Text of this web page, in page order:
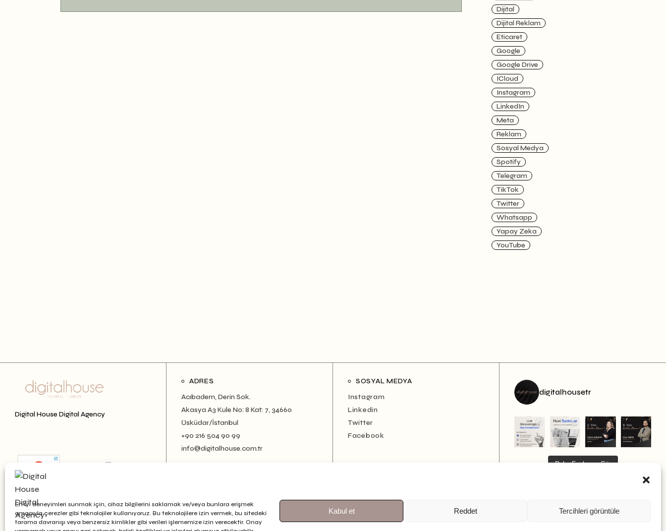
En iyi deneyimleri sunmak için, cihaz bilgilerini saklamak ve/veya bunlara erişmek
amacıyla çerezler gibi teknolojiler kullanıyoruz. Bu teknolojilere izin vermek, bu sitedeki
tarama davranışı veya benzersiz kimlikler gibi verileri işlememize izin verecektir. Onay
Kabul et Reddet Tercihleri görüntüle
Dijital
Dijital Reklam
Eticaret
Google
Google Drive
ICloud
Instagram
LinkedIn
Meta
Reklam
Sosyal Medya
Spotify
Telegram
TikTok
Twitter
Whatsapp
Yapay Zeka
YouTube
Digital House Digital Agency
ADRES
Acıbadem, Derin Sok.
Akasya A3 Kule No: 8 Kat: 7, 34660
Üsküdar/İstanbul
+90 216 504 90 99
info@digitalhouse.com.tr
SOSYAL MEDYA
Instagram
Linkedin
Twitter
Facebook
digitalhousetr
Daha Fazlasını Gör